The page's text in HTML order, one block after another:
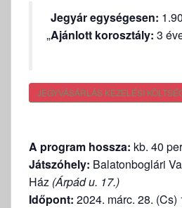
Jegyár egységesen:
Ajánlott korosztály: 3
JEGYVÁSÁRLÁS KEZELÉSI
A program hossza: kb. 40
Játszóhely: Balatonboglári
Ház (Árpád u. 17.)
Időpont: 2024. márc. 28. (Cs)